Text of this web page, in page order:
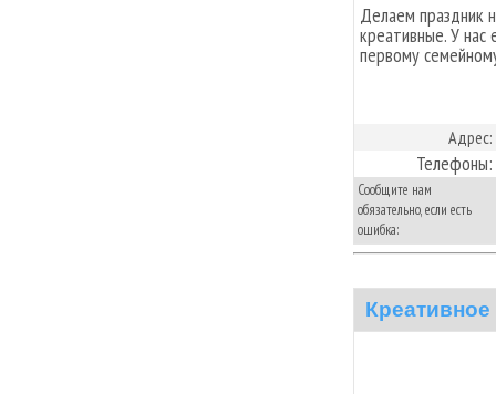
Делаем праздник
креативные. У нас
первому
Адрес:
Телефоны:
Сообщите нам
обязательно, если есть
ошибка: